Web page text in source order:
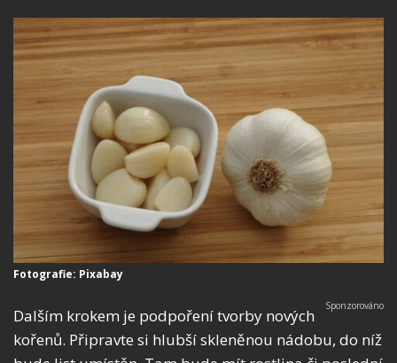
Fotografie: Pixabay
Dalším krokem je podpoření tvorby nových
kořenů. Připravte si hlubší skleněnou nádobu, do níž